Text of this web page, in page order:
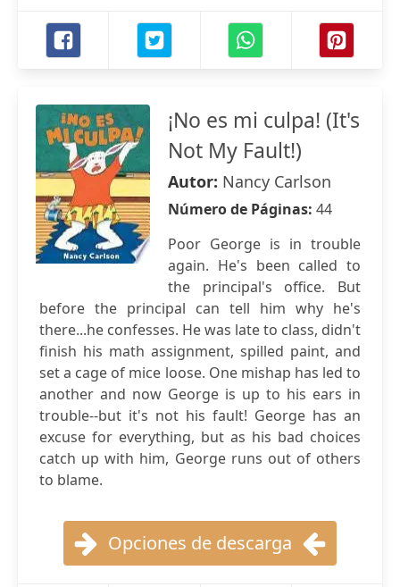
¡No es mi culpa! (It's
Not My Fault!)
Autor: Nancy Carlson
Número de Páginas: 44
Poor George is in trouble
again. He's been called to
the principal's office. But
before the principal can tell him why he's
there...he confesses. He was late to class, didn't
finish his math assignment, spilled paint, and
set a cage of mice loose. One mishap has led to
another and now George is up to his ears in
trouble--but it's not his fault! George has an
excuse for everything, but as his bad choices
catch up with him, George runs out of others
to blame.
Opciones de descarga